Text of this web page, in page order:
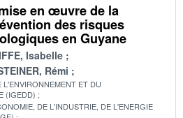
en œuvre de la
des risques
en Guyane
Isabelle
Rémi
ET DU
(IGEDD)
DE L'INDUSTRIE, DE L'ENERGIE